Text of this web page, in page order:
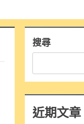
搜尋
近期文章